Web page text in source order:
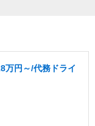
万円～/代務ドライ